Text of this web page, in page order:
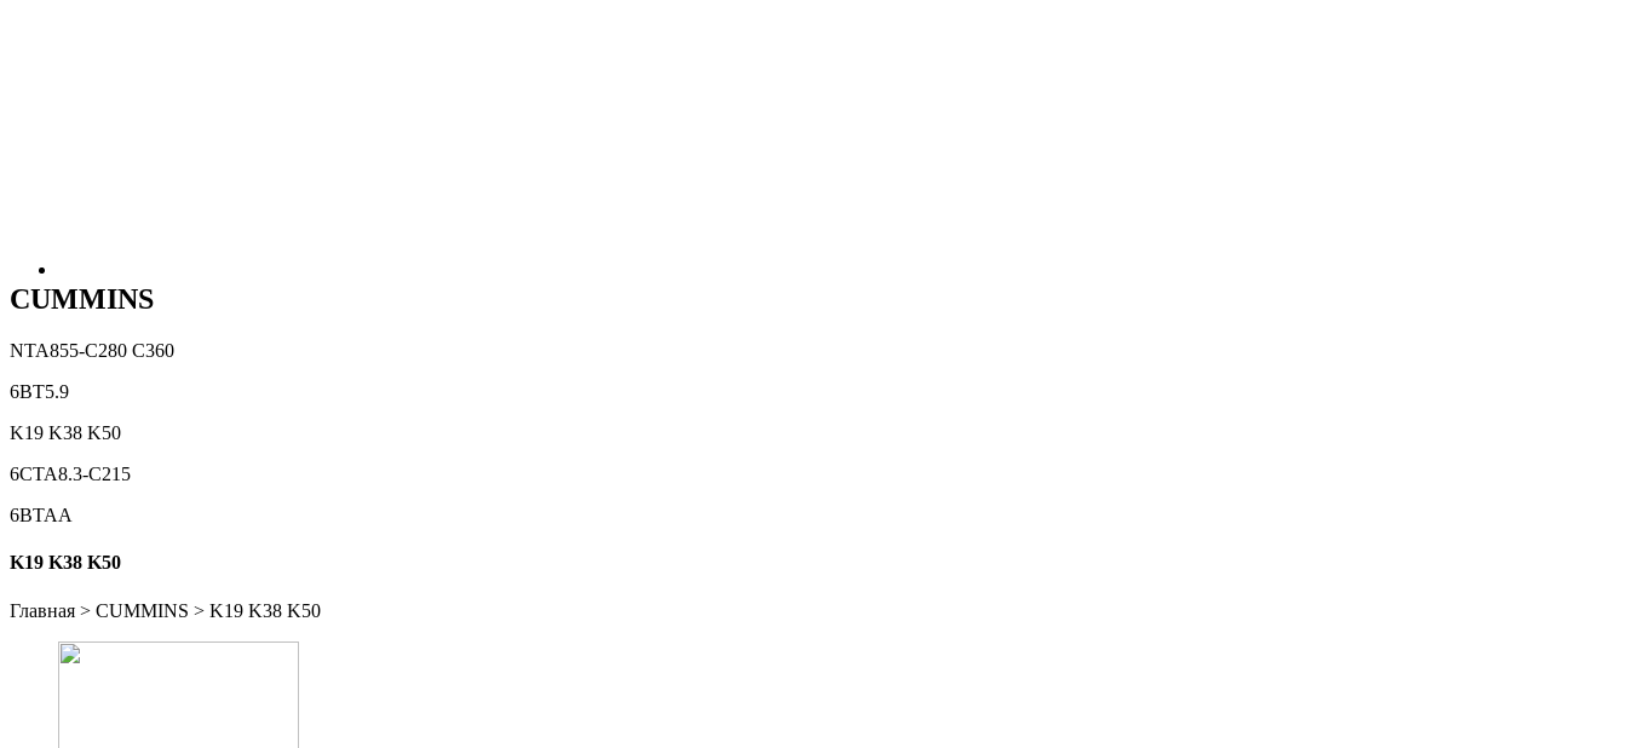
CUMMINS
NTA855-C280 C360
6BT5.9
K19 K38 K50
6CTA8.3-C215
6BTAA
K19 K38 K50
Главная > CUMMINS > K19 K38 K50